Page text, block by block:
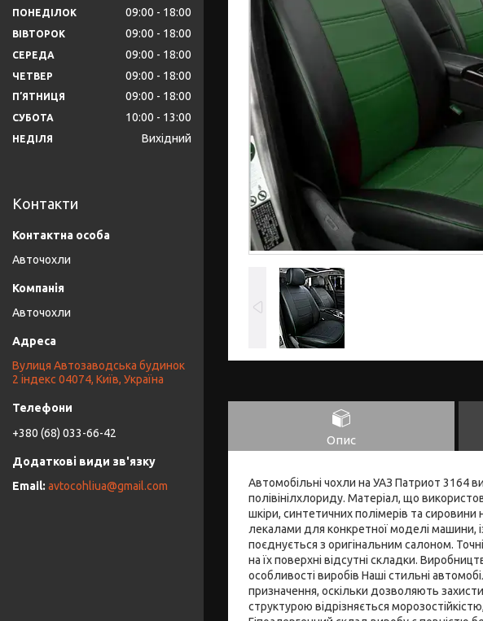
Опис
Автомобільні чохли на УАЗ Патриот 3164
полівінілхлориду. Матеріал, що
шкіри, синтетичних полімерів та
лекалами для конкретної моделі машини,
поєднується з оригінальним салоном.
на їх поверхні відсутні складки.
особливості виробів Наші стильні
призначення, оскільки дозволяють
структурою відрізняється
ПОНЕДІЛОК 09:00 18:00
ВІВТОРОК 09:00 18:00
СЕРЕДА 09:00 18:00
ЧЕТВЕР 09:00 18:00
ПʼЯТНИЦЯ 09:00 18:00
СУБОТА 10:00 13:00
НЕДІЛЯ Вихідний
Контакти
Авточохли
Авточохли
Вулиця Автозаводська будинок
2 індекс 04074, Київ, Україна
+380 (68) 033-66-42
avtocohliua@gmail.com